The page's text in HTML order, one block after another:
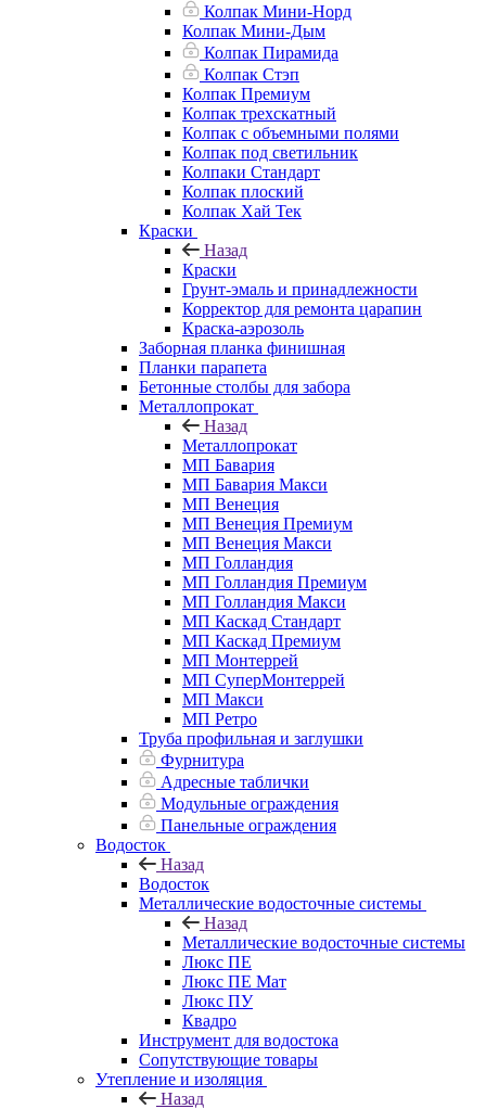
Колпак Мини-Норд
Колпак Мини-Дым
Колпак Пирамида
Колпак Стэп
Колпак Премиум
Колпак трехскатный
Колпак с объемными полями
Колпак под светильник
Колпаки Стандарт
Колпак плоский
Колпак Хай Тек
Краски
Назад
Краски
Грунт-эмаль и принадлежности
Корректор для ремонта царапин
Краска-аэрозоль
Заборная планка финишная
Планки парапета
Бетонные столбы для забора
Металлопрокат
Назад
Металлопрокат
МП Бавария
МП Бавария Макси
МП Венеция
МП Венеция Премиум
МП Венеция Макси
МП Голландия
МП Голландия Премиум
МП Голландия Макси
МП Каскад Стандарт
МП Каскад Премиум
МП Монтеррей
МП СуперМонтеррей
МП Макси
МП Ретро
Труба профильная и заглушки
Фурнитура
Адресные таблички
Модульные ограждения
Панельные ограждения
Водосток
Назад
Водосток
Металлические водосточные системы
Назад
Металлические водосточные системы
Люкс ПЕ
Люкс ПЕ Мат
Люкс ПУ
Квадро
Инструмент для водостока
Сопутствующие товары
Утепление и изоляция
Назад